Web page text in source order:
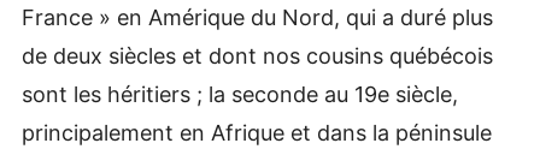
France » en Amérique du Nord, qui a duré plus
de deux siècles et dont nos cousins québécois
sont les héritiers ; la seconde au 19e siècle,
principalement en Afrique et dans la péninsule